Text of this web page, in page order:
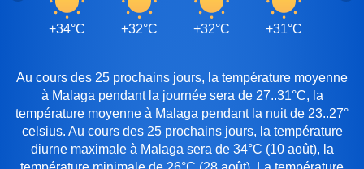
+34°C +32°C +32°C +31°C
Au cours des 25 prochains jours, la température moyenne
à Malaga pendant la journée sera de 27..31°C, la
température moyenne à Malaga pendant la nuit de 23..27°
celsius. Au cours des 25 prochains jours, la température
diurne maximale à Malaga sera de 34°C (10 août), la